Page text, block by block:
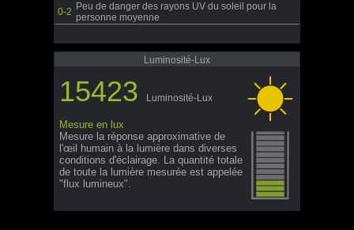
0-2 Peu de danger des rayons UV du soleil pour la
personne moyenne
Luminosité-Lux
15423 Luminosité-Lux
Mesure en lux
Mesure la réponse approximative de
l'œil humain à la lumière dans diverses
conditions d'éclairage. La quantité totale
de toute la lumière mesurée est appelée
"flux lumineux".